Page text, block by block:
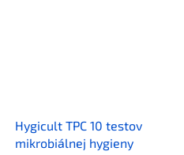
Hygicult TPC 10 testov
mikrobiálnej hygieny